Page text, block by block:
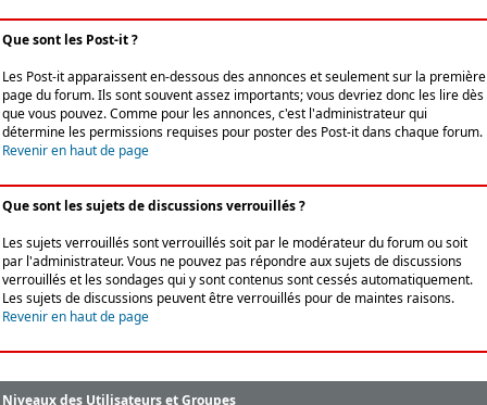
Que sont les Post-it ?
Les Post-it apparaissent en-dessous des annonces et seulement sur la première
page du forum. Ils sont souvent assez importants; vous devriez donc les lire dès
que vous pouvez. Comme pour les annonces, c'est l'administrateur qui
détermine les permissions requises pour poster des Post-it dans chaque forum.
Revenir en haut de page
Que sont les sujets de discussions verrouillés ?
Les sujets verrouillés sont verrouillés soit par le modérateur du forum ou soit
par l'administrateur. Vous ne pouvez pas répondre aux sujets de discussions
verrouillés et les sondages qui y sont contenus sont cessés automatiquement.
Les sujets de discussions peuvent être verrouillés pour de maintes raisons.
Revenir en haut de page
Niveaux des Utilisateurs et Groupes